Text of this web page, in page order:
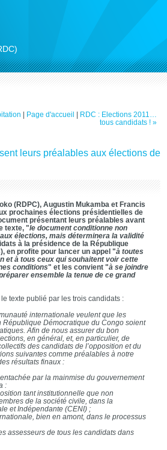
| Page d'accueil | RDC : Elections 2011…
tous candidats ! »
leurs préalables aux élections de
(RDPC), Augustin Mukamba et Francis
prochaines élections présidentielles de
présentant leurs préalables avant
texte, "le document conditionne non
élections, mais déterminera la validité
à la présidence de la République
en profite pour lancer un appel "à toutes
et à tous ceux qui souhaitent voir cette
conditions" et les convient "à se joindre
ensemble la tenue de ce grand
le texte publié par les trois candidats :
internationale veulent que les
Démocratique du Congo soient
Afin de nous assurer du bon
en général, et, en particulier, de
des candidats de l’opposition et du
suivantes comme préalables à notre
résultats finaux :
par la mainmise du gouvernement
:
tant institutionnelle que non
de la société civile, dans la
et Indépendante (CENI) ;
bien en amont, dans le processus
assesseurs de tous les candidats dans